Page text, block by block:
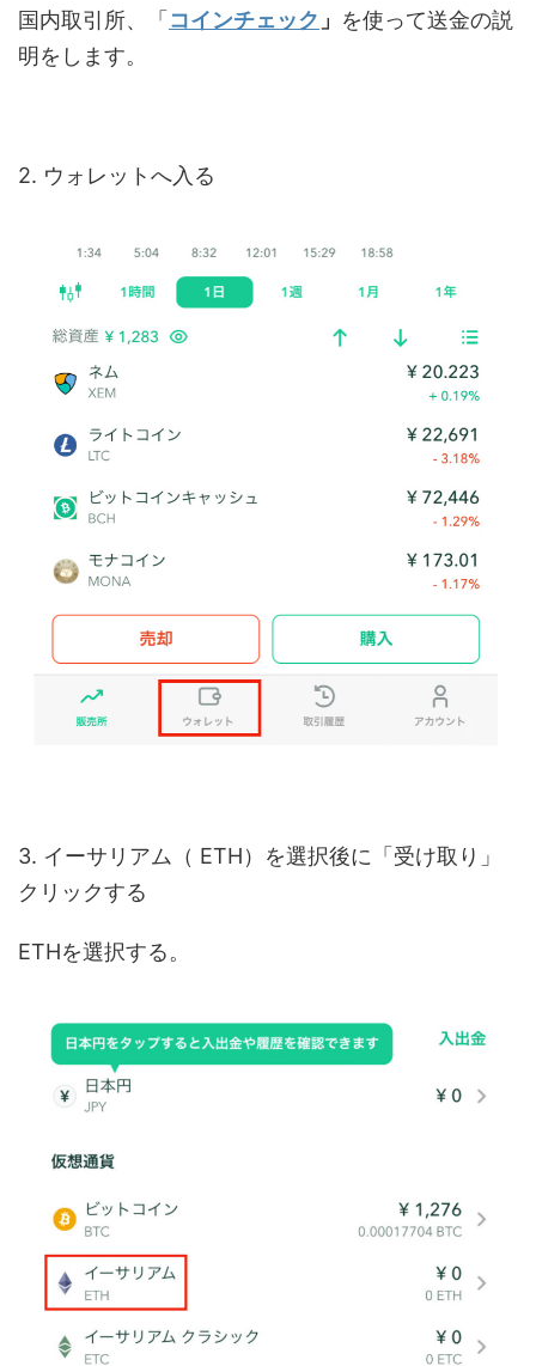
国内取引所、「 コインチェック 」 を使って送金の説
明をします。
2. ウォレットへ入る
3. イーサリアム（ ETH）を選択後に「受け取り」
クリックする
ETHを選択する。